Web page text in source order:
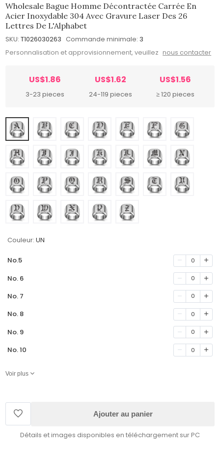
Wholesale Bague Homme Décontractée Carrée En
Acier Inoxydable 304 Avec Gravure Laser Des 26
Lettres De L'Alphabet
SKU: T1026030263 Commande minimale: 3
Personnalisation et approvisionnement, veuillez nous contacter
US$1.86
3-23 pieces
US$1.62
24-119 pieces
US$1.56
≥ 120 pieces
Couleur: UN
No.5 0
No. 6 0
No. 7 0
No. 8 0
No. 9 0
No. 10 0
Voir plus
Ajouter au panier
Détails et images disponibles en téléchargement sur PC